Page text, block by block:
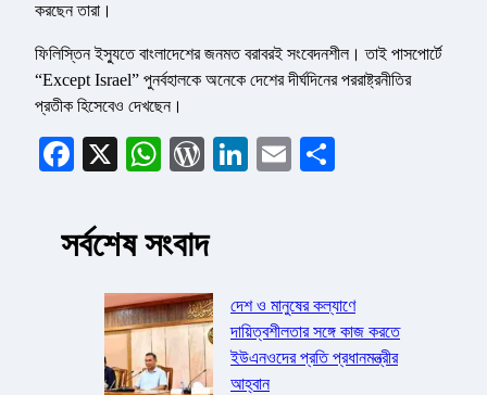
করছেন তারা।
ফিলিস্তিন ইস্যুতে বাংলাদেশের জনমত বরাবরই সংবেদনশীল। তাই পাসপোর্টে
“Except Israel” পুনর্বহালকে অনেকে দেশের দীর্ঘদিনের পররাষ্ট্রনীতির
প্রতীক হিসেবেও দেখছেন।
Facebook
X WhatsApp
WordPress
LinkedIn
Email
সর্বশেষ সংবাদ
দেশ ও মানুষের কল্যাণে
দায়িত্বশীলতার সঙ্গে কাজ করতে
ইউএনওদের প্রতি প্রধানমন্ত্রীর
আহ্বান